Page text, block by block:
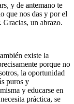
y de antemano te
que nos das y por el
Gracias, un abrazo.
existe la
porque no
la oportunidad
puros y
y educarse en
práctica, se